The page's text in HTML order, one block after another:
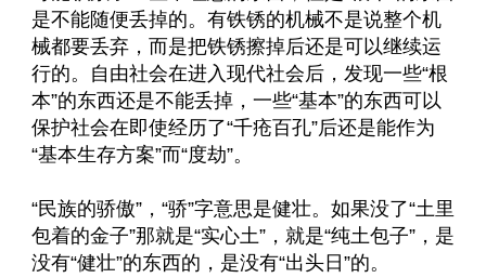
是不能随便丢掉的。有铁锈的机械不是说整个机
械都要丢弃，而是把铁锈擦掉后还是可以继续运
行的。自由社会在进入现代社会后，发现一些“根
本”的东西还是不能丢掉，一些“基本”的东西可以
保护社会在即使经历了“千疮百孔”后还是能作为
“基本生存方案”而“度劫”。
“民族的骄傲”，“骄”字意思是健壮。如果没了“土里
包着的金子”那就是“实心土”，就是“纯土包子”，是
没有“健壮”的东西的，是没有“出头日”的。